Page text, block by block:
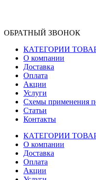
ОБРАТНЫЙ ЗВОНОК
КАТЕГОРИИ
О компании
Доставка
Оплата
Акции
Услуги
Схемы применения
Статьи
Контакты
КАТЕГОРИИ
О компании
Доставка
Оплата
Акции